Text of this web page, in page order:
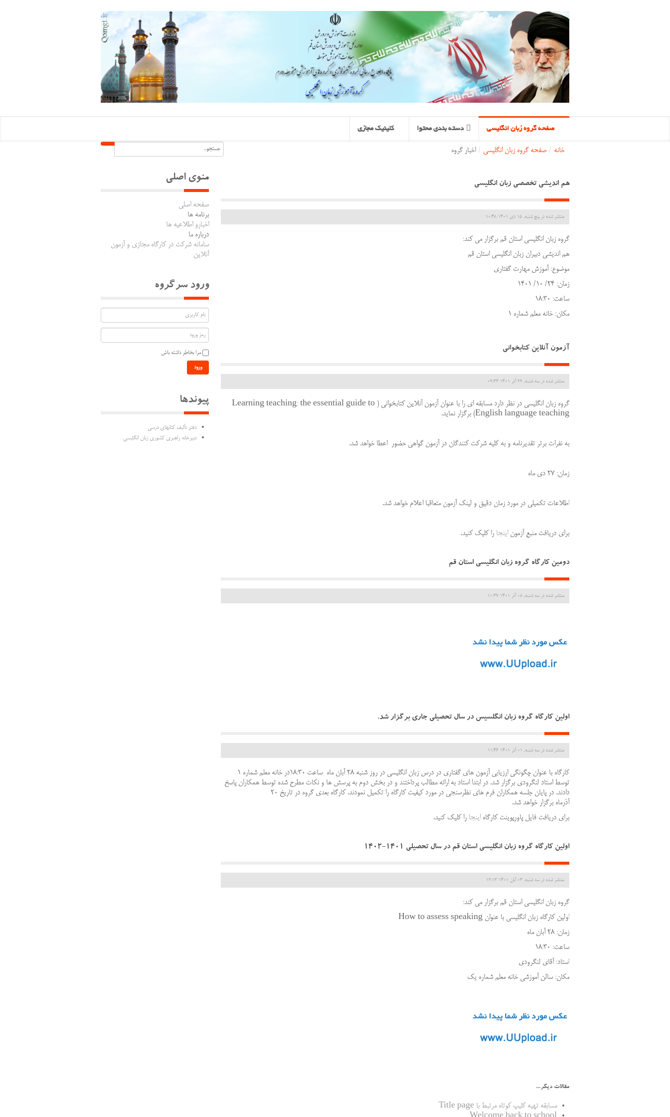
صفحه گروه زبان انگلیسی دسته بندی محتوا کلینیک مجازی
خانه / صفحه گروه زبان انگلیسی / اخبار گروه
هم اندیشی تخصصی زبان انگلیسی
منتشر شده در پنج شنبه, 15 دی 1401 10:48
گروه زبان انگلیسی استان قم برگزار می کند:
هم اندیشی دبیران زبان انگلیسی استان قم
موضوع: آموزش مهارت گفتاری
زمان: 24/ 10/ 1401
ساعت: 18:30
مکان: خانه معلم شماره 1
آزمون آنلاین کتابخوانی
منتشر شده در سه شنبه, 29 آذر 1401 09:33
گروه زبان انگلیسی در نظر دارد مسابقه ای را با عنوان آزمون آنلاین کتابخوانی
( Learning teaching: the essential guide to
English language teaching) برگزار نماید.
به نفرات برتر تقدیرنامه و به کلیه شرکت کنندگان در آزمون گواهی حضور اعطا خواهد شد.
زمان: 27 دی ماه
اطلاعات تکمیلی در مورد زمان دقیق و لینک آزمون متعاقبا اعلام خواهد شد.
برای دریافت منبع آزموناینجا را کلیک کنید.
دومین کارگاه گروه زبان انگلیسی استان قم
منتشر شده در سه شنبه, 08 آذر 1401 10:37
اولین کارگاه گروه زبان انگلسیس در سال تحصیلی جاری برگزار شد.
منتشر شده در سه شنبه, 01 آذر 1401 11:46
کارگاه با عنوان چگونگی ارزیابی آزمون های گفتاری در درس زبان انگلیسی در روز شنبه 28 آبان ماه ساعت 18:30در خانه معلم شماره 1
توسط استاد لنگرودی برگزار شد. در ابتدا استاد به ارائه مطالب پرداختند و در بخش دوم به پرسش ها و نکات مطرح شده توسط همکاران پاسخ
دادند. در پایان جلسه همکاران فرم های نظرسنجی در مورد کیفیت کارگاه را تکمیل نمودند. کارگاه بعدی گروه در تاریخ 20
آذرماه برگزار خواهد شد.
برای دریافت فایل پاورپوینت کارگاهاینجا را کلیک کنید.
اولین کارگاه گروه زبان انگلیسی استان قم در سال تحصیلی 1401-1402
منتشر شده در سه شنبه, 03 آبان 1401 12:13
گروه زبان انگلیسی استان قم برگزار می کند:
اولین کارگاه زبان انگلیسی با عنوان How to assess speaking
زمان: 28 آبان ماه
ساعت: 18:30
استاد: آقای لنگرودی
مکان: سالن آموزشی خانه معلم شماره یک
مقالات دیگر...
مسابقه تهیه کلیپ کوتاه مرتبط با Title page
منوی اصلی
صفحه اصلی
برنامه ها
اخبارو اطلاعیه ها
درباره ما
سامانه شرکت در کارگاه مجازی و آزمون
آنلاین
ورود سرگروه
مرا بخاطر داشته باش
ورود
پیوندها
دفتر تألیف كتابهاي درسي
دبیرخانه راهبری کشوری زبان انگلیسی